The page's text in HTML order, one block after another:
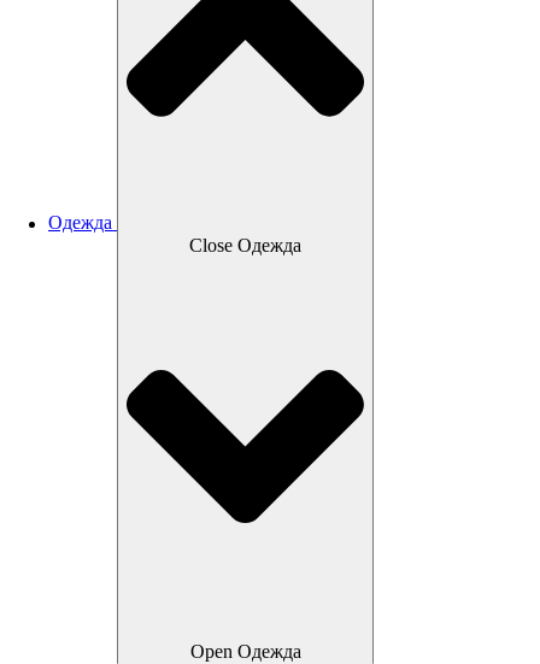
Одежда
Close Одежда
Open Одежда